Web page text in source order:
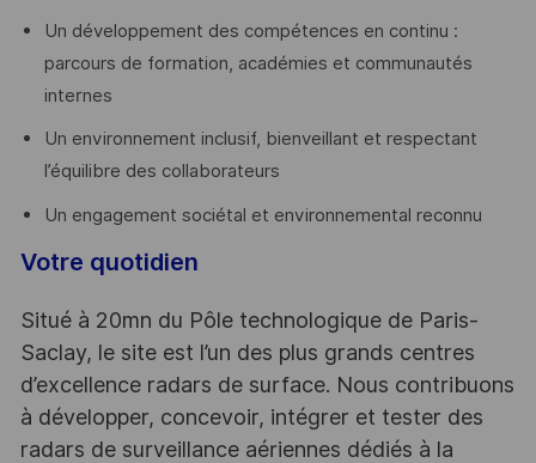
Un développement des compétences en continu :
parcours de formation, académies et communautés
internes
Un environnement inclusif, bienveillant et respectant
l’équilibre des collaborateurs
Un engagement sociétal et environnemental reconnu
Votre quotidien
Situé à 20mn du Pôle technologique de Paris-
Saclay, le site est l’un des plus grands centres
d’excellence radars de surface. Nous contribuons
à développer, concevoir, intégrer et tester des
radars de surveillance aériennes dédiés à la